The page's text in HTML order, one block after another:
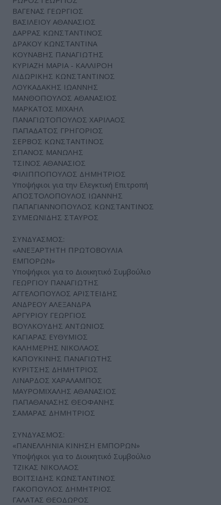
ΒΑΓΕΝΑΣ ΓΕΩΡΓΙΟΣ
ΒΑΣΙΛΕΙΟΥ ΑΘΑΝΑΣΙΟΣ
ΔΑΡΡΑΣ ΚΩΝΣΤΑΝΤΙΝΟΣ
ΔΡΑΚΟΥ ΚΩΝΣΤΑΝΤΙΝΑ
ΚΟΥΝΑΒΗΣ ΠΑΝΑΓΙΩΤΗΣ
ΚΥΡΙΑΖΗ ΜΑΡΙΑ - ΚΑΛΛΙΡΟΗ
ΛΙΔΩΡΙΚΗΣ ΚΩΝΣΤΑΝΤΙΝΟΣ
ΛΟΥΚΑΔΑΚΗΣ ΙΩΑΝΝΗΣ
ΜΑΝΘΟΠΟΥΛΟΣ ΑΘΑΝΑΣΙΟΣ
ΜΑΡΚΑΤΟΣ ΜΙΧΑΗΛ
ΠΑΝΑΓΙΩΤΟΠΟΥΛΟΣ ΧΑΡΙΛΑΟΣ
ΠΑΠΑΔΑΤΟΣ ΓΡΗΓΟΡΙΟΣ
ΣΕΡΒΟΣ ΚΩΝΣΤΑΝΤΙΝΟΣ
ΣΠΑΝΟΣ ΜΑΝΩΛΗΣ
ΤΣΙΝΟΣ ΑΘΑΝΑΣΙΟΣ
ΦΙΛΙΠΠΟΠΟΥΛΟΣ ΔΗΜΗΤΡΙΟΣ
Υποψήφιοι για την Ελεγκτική Επιτροπή
ΑΠΟΣΤΟΛΟΠΟΥΛΟΣ ΙΩΑΝΝΗΣ
ΠΑΠΑΓΙΑΝΝΟΠΟΥΛΟΣ ΚΩΝΣΤΑΝΤΙΝΟΣ
ΣΥΜΕΩΝΙΔΗΣ ΣΤΑΥΡΟΣ
ΣΥΝΔΥΑΣΜΟΣ:
«ΑΝΕΞΑΡΤΗΤΗ ΠΡΩΤΟΒΟΥΛΙΑ
ΕΜΠΟΡΩΝ»
Υποψήφιοι για το Διοικητικό Συμβούλιο
ΓΕΩΡΓΙΟΥ ΠΑΝΑΓΙΩΤΗΣ
ΑΓΓΕΛΟΠΟΥΛΟΣ ΑΡΙΣΤΕΙΔΗΣ
ΑΝΔΡΕΟΥ ΑΛΕΞΑΝΔΡΑ
ΑΡΓΥΡΙΟΥ ΓΕΩΡΓΙΟΣ
ΒΟΥΛΚΟΥΔΗΣ ΑΝΤΩΝΙΟΣ
ΚΑΓΙΑΡΑΣ ΕΥΘΥΜΙΟΣ
ΚΑΛΗΜΕΡΗΣ ΝΙΚΟΛΑΟΣ
ΚΑΠΟΥΚΙΝΗΣ ΠΑΝΑΓΙΩΤΗΣ
ΚΥΡΙΤΣΗΣ ΔΗΜΗΤΡΙΟΣ
ΛΙΝΑΡΔΟΣ ΧΑΡΑΛΑΜΠΟΣ
ΜΑΥΡΟΜΙΧΑΛΗΣ ΑΘΑΝΑΣΙΟΣ
ΠΑΠΑΘΑΝΑΣΗΣ ΘΕΟΦΑΝΗΣ
ΣΑΜΑΡΑΣ ΔΗΜΗΤΡΙΟΣ
ΣΥΝΔΥΑΣΜΟΣ:
«ΠΑΝΕΛΛΗΝΙΑ ΚΙΝΗΣΗ ΕΜΠΟΡΩΝ»
Υποψήφιοι για το Διοικητικό Συμβούλιο
ΤΖΙΚΑΣ ΝΙΚΟΛΑΟΣ
ΒΟΪΤΣΙΔΗΣ ΚΩΝΣΤΑΝΤΙΝΟΣ
ΓΑΚΟΠΟΥΛΟΣ ΔΗΜΗΤΡΙΟΣ
ΓΑΛΑΤΑΣ ΘΕΟΔΩΡΟΣ